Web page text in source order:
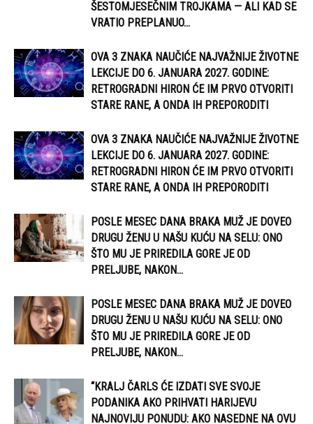
ŠESTOMJESEČNIM TROJKAMA — ALI KAD SE
VRATIO PREPLANUO...
OVA 3 ZNAKA NAUČIĆE NAJVAŽNIJE ŽIVOTNE
LEKCIJE DO 6. JANUARA 2027. GODINE:
RETROGRADNI HIRON ĆE IM PRVO OTVORITI
STARE RANE, A ONDA IH PREPORODITI
OVA 3 ZNAKA NAUČIĆE NAJVAŽNIJE ŽIVOTNE
LEKCIJE DO 6. JANUARA 2027. GODINE:
RETROGRADNI HIRON ĆE IM PRVO OTVORITI
STARE RANE, A ONDA IH PREPORODITI
POSLE MESEC DANA BRAKA MUŽ JE DOVEO
DRUGU ŽENU U NAŠU KUĆU NA SELU: ONO
ŠTO MU JE PRIREDILA GORE JE OD
PRELJUBE, NAKON...
POSLE MESEC DANA BRAKA MUŽ JE DOVEO
DRUGU ŽENU U NAŠU KUĆU NA SELU: ONO
ŠTO MU JE PRIREDILA GORE JE OD
PRELJUBE, NAKON...
“KRALJ ČARLS ĆE IZDATI SVE SVOJE
PODANIKA AKO PRIHVATI HARIJEVU
NAJNOVIJU PONUDU: AKO NASEDNE NA OVU